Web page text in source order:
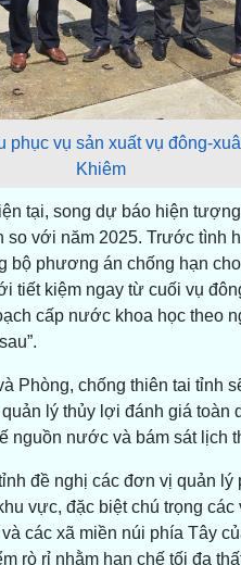
vụ sản xuất vụ đông-
Khiêm
tại, song dự báo hiện
với năm 2025. Trước tình
phương án chống hạn
tiết kiệm ngay từ cuối vụ
cấp nước khoa học theo
Phòng, chống thiên tai tỉnh
lý thủy lợi đánh giá
nguồn nước và bám sát lịch
đề nghị các đơn vị quản
vực, đặc biệt chú trọng
các xã miền núi phía Tây
rò rỉ nhằm hạn chế tối đa